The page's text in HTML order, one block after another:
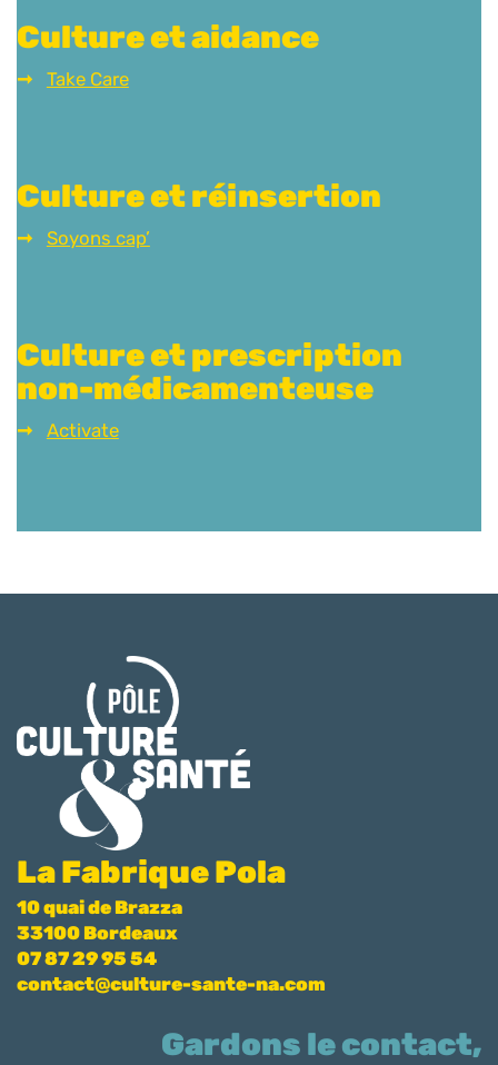
Culture et aidance
Take Care
Culture et réinsertion
Soyons cap’
Culture et prescription
non-médicamenteuse
Activate
La Fabrique Pola
10 quai de Brazza
33100 Bordeaux
07 87 29 95 54
contact@culture-sante-na.com
Gardons le contact,